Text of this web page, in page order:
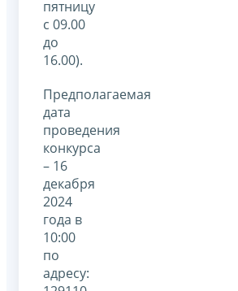
пятницу
с 09.00
до
16.00).
Предполагаемая
дата
проведения
конкурса
– 16
декабря
2024
года в
10:00
по
адресу: